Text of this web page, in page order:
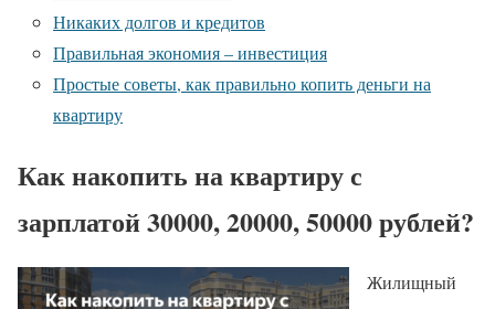
Никаких долгов и кредитов
Правильная экономия – инвестиция
Простые советы, как правильно копить деньги на
квартиру
Как накопить на квартиру с
зарплатой 30000, 20000, 50000 рублей?
Жилищный